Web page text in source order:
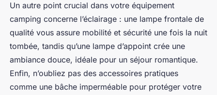
Un autre point crucial dans votre équipement
camping concerne l’éclairage : une lampe frontale de
qualité vous assure mobilité et sécurité une fois la nuit
tombée, tandis qu’une lampe d’appoint crée une
ambiance douce, idéale pour un séjour romantique.
Enfin, n’oubliez pas des accessoires pratiques
comme une bâche imperméable pour protéger votre